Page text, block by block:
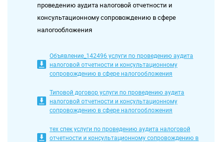
проведению аудита налоговой отчетности и
консультационному сопровождению в сфере
налогообложения
Объявление_142496 услуги по проведению аудита
налоговой отчетности и консультационному
сопровождению в сфере налогообложения
Типовой договор услуги по проведению аудита
налоговой отчетности и консультационному
сопровождению в сфере налогообложения
тех спек услуги по проведению аудита налоговой
отчетности и консультационному сопровождению в